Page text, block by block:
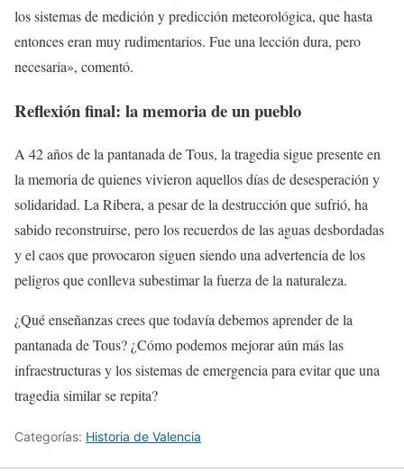
los sistemas de medición y predicción meteorológica, que hasta
entonces eran muy rudimentarios. Fue una lección dura, pero
necesaria», comentó.
Reflexión final: la memoria de un pueblo
A 42 años de la pantanada de Tous, la tragedia sigue presente en
la memoria de quienes vivieron aquellos días de desesperación y
solidaridad. La Ribera, a pesar de la destrucción que sufrió, ha
sabido reconstruirse, pero los recuerdos de las aguas desbordadas
y el caos que provocaron siguen siendo una advertencia de los
peligros que conlleva subestimar la fuerza de la naturaleza.
¿Qué enseñanzas crees que todavía debemos aprender de la
pantanada de Tous? ¿Cómo podemos mejorar aún más las
infraestructuras y los sistemas de emergencia para evitar que una
tragedia similar se repita?
Categorías: Historia de Valencia